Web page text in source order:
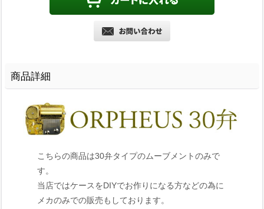
商品詳細
こちらの商品は30弁タイプのムーブメントのみで
す。
当店ではケースをDIYでお作りになる方などの為に
メカのみでの販売もしております。